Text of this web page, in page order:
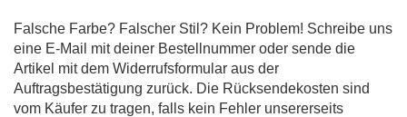
Falsche Farbe? Falscher Stil? Kein Problem! Schreibe uns
eine E-Mail mit deiner Bestellnummer oder sende die
Artikel mit dem Widerrufsformular aus der
Auftragsbestätigung zurück. Die Rücksendekosten sind
vom Käufer zu tragen, falls kein Fehler unsererseits